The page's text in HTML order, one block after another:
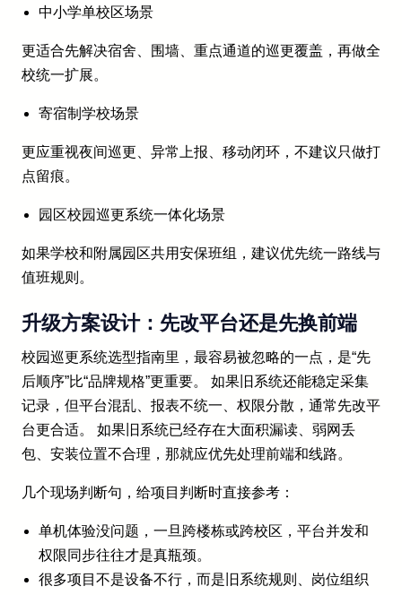
中小学单校区场景
更适合先解决宿舍、围墙、重点通道的巡更覆盖，再做全
校统一扩展。
寄宿制学校场景
更应重视夜间巡更、异常上报、移动闭环，不建议只做打
点留痕。
园区校园巡更系统一体化场景
如果学校和附属园区共用安保班组，建议优先统一路线与
值班规则。
升级方案设计：先改平台还是先换前端
校园巡更系统选型指南里，最容易被忽略的一点，是“先
后顺序”比“品牌规格”更重要。 如果旧系统还能稳定采集
记录，但平台混乱、报表不统一、权限分散，通常先改平
台更合适。 如果旧系统已经存在大面积漏读、弱网丢
包、安装位置不合理，那就应优先处理前端和线路。
几个现场判断句，给项目判断时直接参考：
单机体验没问题，一旦跨楼栋或跨校区，平台并发和
权限同步往往才是真瓶颈。
很多项目不是设备不行，而是旧系统规则、岗位组织